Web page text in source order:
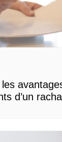
d’un